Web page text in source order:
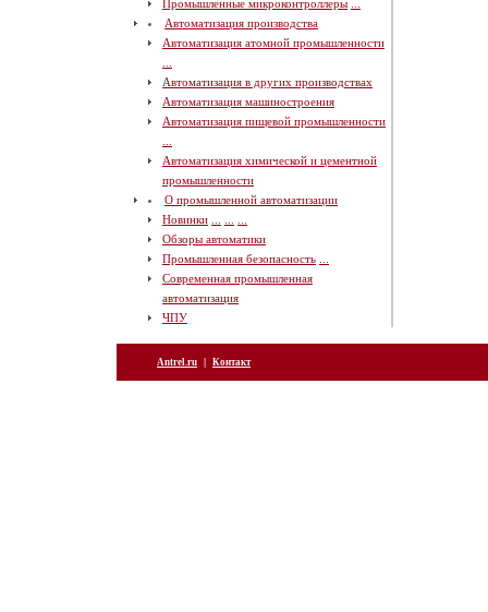
Промышленные микроконтроллеры
Автоматизация производства
Автоматизация атомной промышленности
Автоматизация в других производствах
Автоматизация машиностроения
Автоматизация пищевой промышленности
Автоматизация химической и цементной
промышленности
О промышленной автоматизации
Новинки
Обзоры автоматики
Промышленная безопасность
Современная промышленная
автоматизация
ЧПУ
Antrel.ru | Контакт